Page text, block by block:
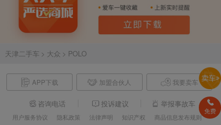
天津二手车 > 大众 > POLO
APP下载 加盟合伙人 我要卖车
咨询电话 投诉建议 举报事故车
用户服务协议 隐私政策 法律声明 知识产权 商品信息发布规则
免费